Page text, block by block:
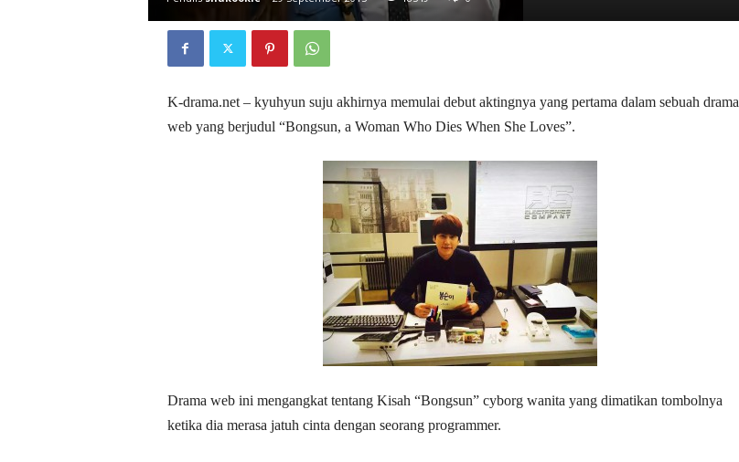
K-drama.net – kyuhyun suju akhirnya memulai debut aktingnya yang pertama dalam sebuah drama
web yang berjudul “Bongsun, a Woman Who Dies When She Loves”.
Drama web ini mengangkat tentang Kisah “Bongsun” cyborg wanita yang dimatikan tombolnya
ketika dia merasa jatuh cinta dengan seorang programmer.